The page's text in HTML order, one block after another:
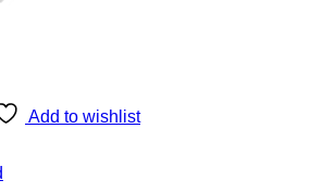
Add to wishlist